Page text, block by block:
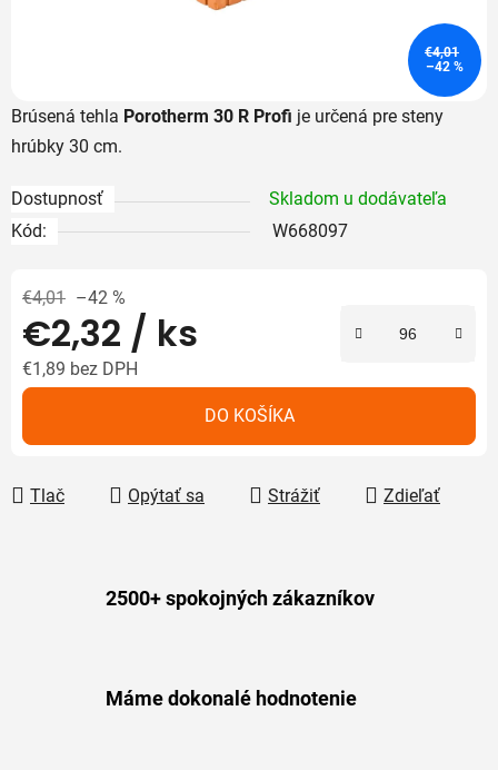
Brúsená tehla Porotherm 30 R Profi je určená pre steny
hrúbky 30 cm.
Dostupnosť
Skladom u dodávateľa
Kód:
W668097
€4,01 –42 %
€2,32 / ks
€1,89 bez DPH
DO KOŠÍKA
Tlač Opýtať sa Strážiť Zdieľať
€4,01
–42 %
2500+ spokojných zákazníkov
Máme dokonalé hodnotenie